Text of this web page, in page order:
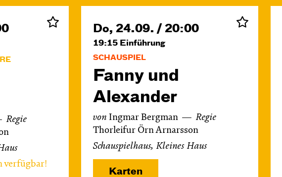
Regie
verfügbar!
Do, 24.09. / 20:00
19:15 Einführung
SCHAUSPIEL
Fanny und
Alexander
von Ingmar Bergman
Regie
Thorleifur Örn Arnarsson
Schauspielhaus, Kleines Haus
Karten